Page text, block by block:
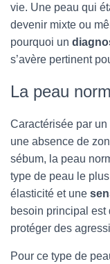
vie. Une peau qui
devenir mixte ou
pourquoi un
s’avère pertinent
La peau
Caractérisée par
une absence de
sébum, la peau
type de peau le
élasticité et une
besoin principal est
protéger des
Pour ce type de